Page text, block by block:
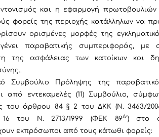
και η εφαρμογή
φορείς της περιοχής κατάλληλων να
ορισμένες μορφές της
παραβατικής συμπεριφοράς, με
της ασφάλειας των κατοίκων και
Συμβούλιο Πρόληψης της
από εντεκαμελές (11) Συμβούλιο,
του άρθρου 84 § 2 του ΔΚΚ (Ν. 3463/
του Ν. 2713/1999 (ΦΕΚ 89Α΄) στο
εκπρόσωποι από τους κάτωθι φορείς: